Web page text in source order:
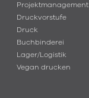
Projektmanagement
Druckvorstufe
Druck
Buchbinderei
Lager/Logistik
Vegan drucken